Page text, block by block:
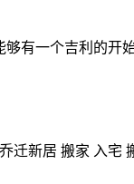
有一个吉利的开
迁新居 搬家 入宅